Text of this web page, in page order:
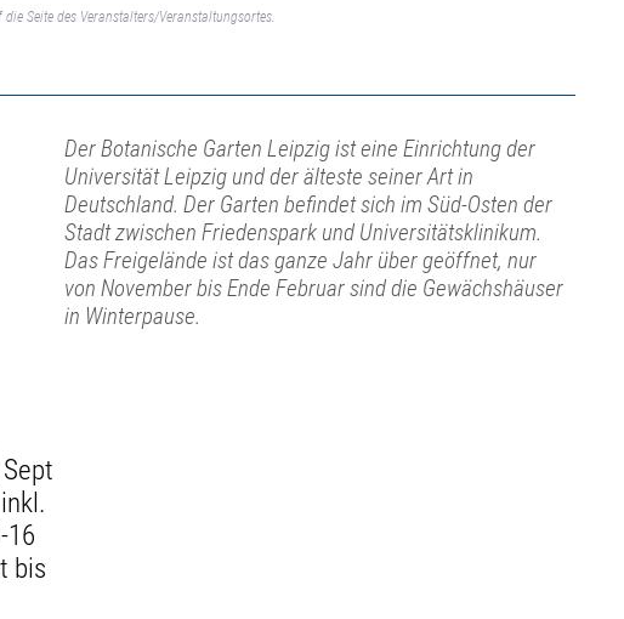
Seite des Veranstalters/Veranstaltungsortes.
16
bis
Der Botanische Garten Leipzig ist eine Einrichtung der
Universität Leipzig und der älteste seiner Art in
Deutschland. Der Garten befindet sich im Süd-Osten der
Stadt zwischen Friedenspark und Universitätsklinikum.
Das Freigelände ist das ganze Jahr über geöffnet, nur
von November bis Ende Februar sind die Gewächshäuser
in Winterpause.